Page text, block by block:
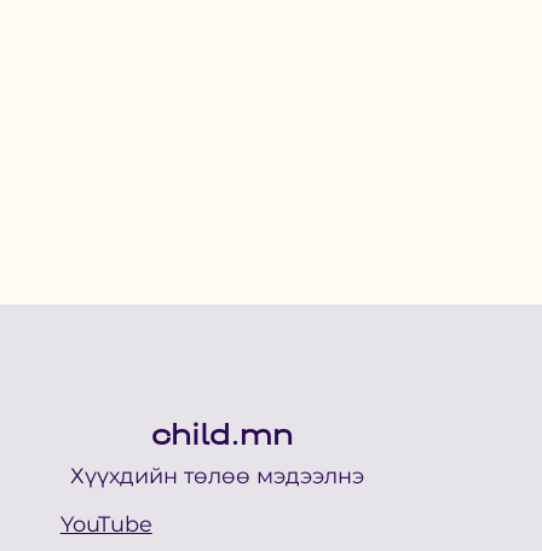
child.mn
Хүүхдийн төлөө мэдээлнэ
YouTube